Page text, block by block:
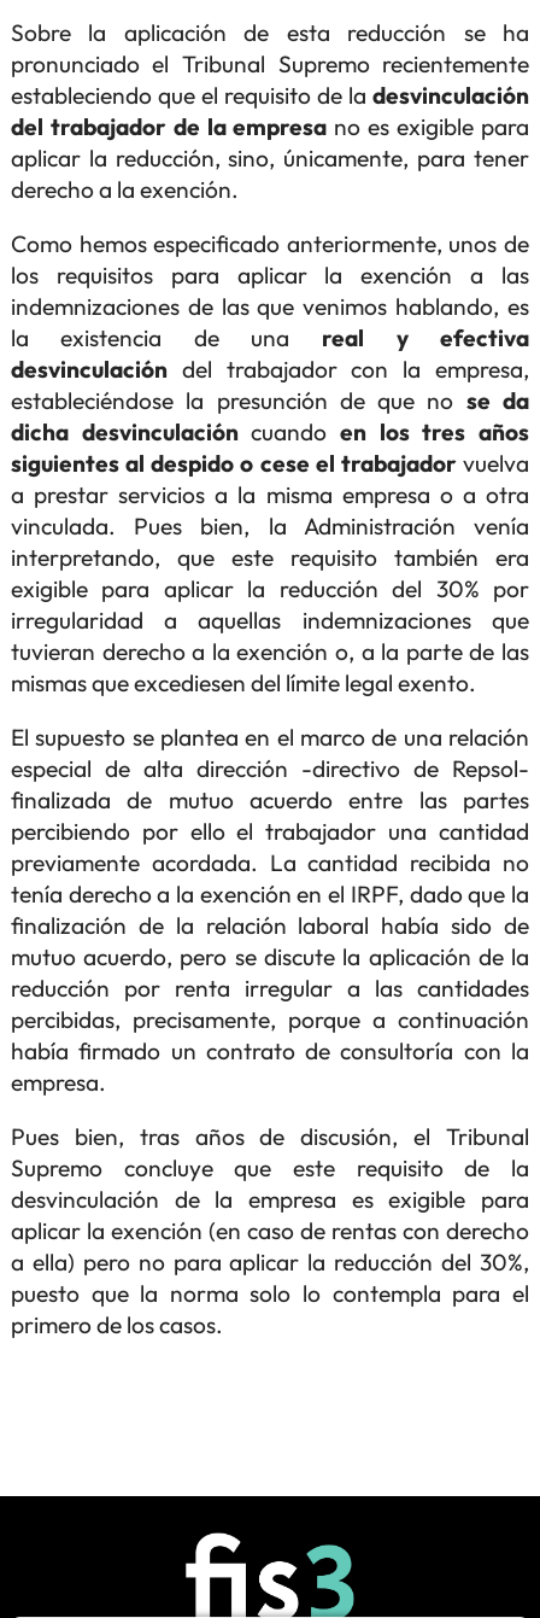
Sobre la aplicación de esta reducción se ha
pronunciado el Tribunal Supremo recientemente
estableciendo que el requisito de ladesvinculación
del trabajador de la empresa no es exigible para
aplicar la reducción, sino, únicamente, para tener
derecho a la exención.
Como hemos especificado anteriormente, unos de
los requisitos para aplicar la exención a las
indemnizaciones de las que venimos hablando, es
la existencia de una real y efectiva
desvinculacióndel trabajador con la empresa,
estableciéndose la presunción de que no se da
dicha desvinculacióncuando en los tres años
siguientes al despido o cese el trabajadorvuelva
a prestar servicios a la misma empresa o a otra
vinculada. Pues bien, la Administración venía
interpretando, que este requisito también era
exigible para aplicar la reducción del 30% por
irregularidad a aquellas indemnizaciones que
tuvieran derecho a la exención o, a la parte de las
mismas que excediesen del límite legal exento.
El supuesto se plantea en el marco de una relación
especial de alta dirección -directivo de Repsol-
finalizada de mutuo acuerdo entre las partes
percibiendo por ello el trabajador una cantidad
previamente acordada. La cantidad recibida no
tenía derecho a la exención en el IRPF, dado que la
finalización de la relación laboral había sido de
mutuo acuerdo, pero se discute la aplicación de la
reducción por renta irregular a las cantidades
percibidas, precisamente, porque a continuación
había firmado un contrato de consultoría con la
empresa.
Pues bien, tras años de discusión, el Tribunal
Supremo concluye que este requisito de la
desvinculación de la empresa es exigible para
aplicar la exención (en caso de rentas con derecho
a ella) pero no para aplicar la reducción del 30%,
puesto que la norma solo lo contempla para el
primero de los casos.